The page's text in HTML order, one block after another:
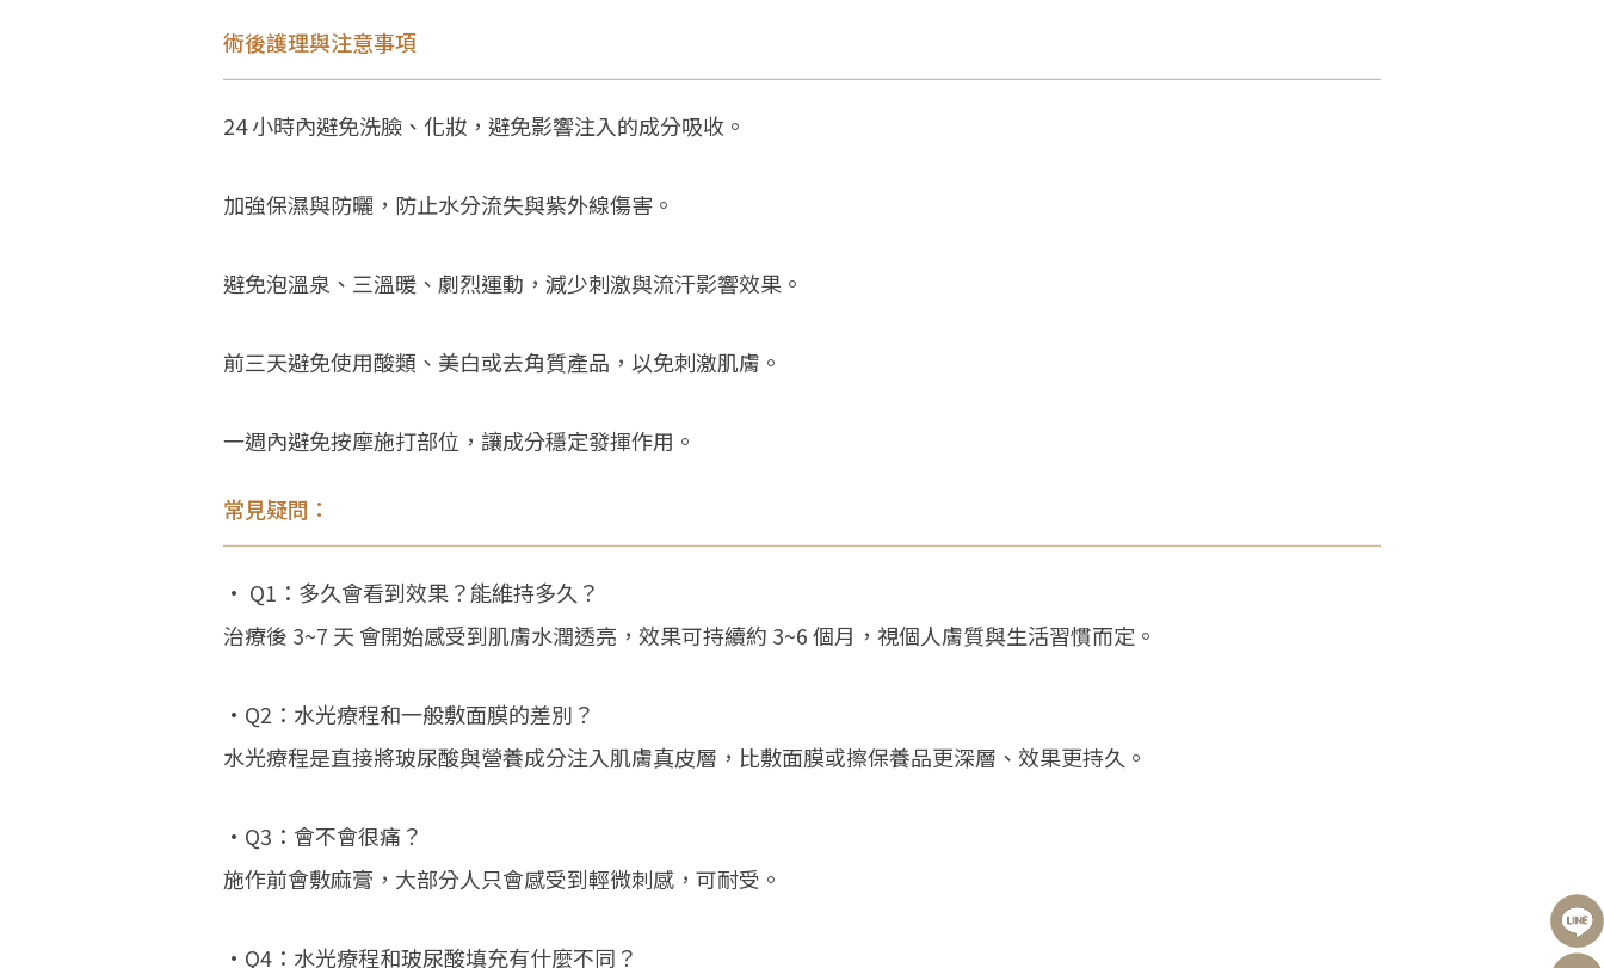
術後護理與注意事項
24 小時內避免洗臉、化妝，避免影響注入的成分吸收。
加強保濕與防曬，防止水分流失與紫外線傷害。
避免泡溫泉、三溫暖、劇烈運動，減少刺激與流汗影響效果。
前三天避免使用酸類、美白或去角質產品，以免刺激肌膚。
一週內避免按摩施打部位，讓成分穩定發揮作用。
常見疑問：
• Q1：多久會看到效果？能維持多久？
治療後 3~7 天 會開始感受到肌膚水潤透亮，效果可持續約 3~6 個月，視個人膚質與生活習慣而定。
•Q2：水光療程和一般敷面膜的差別？
水光療程是直接將玻尿酸與營養成分注入肌膚真皮層，比敷面膜或擦保養品更深層、效果更持久。
•Q3：會不會很痛？
施作前會敷麻膏，大部分人只會感受到輕微刺感，可耐受。
•Q4：水光療程和玻尿酸填充有什麼不同？